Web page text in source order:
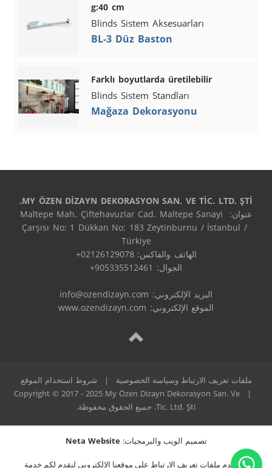
g:40 cm
Blinds Sistem Aksesuarları
BL-3 Düz Baston
Farklı boyutlarda üretilebilir
Blinds Sistem Standları
Mağaza Dekorasyonu
MY ÖZEN DİZAYN DEKORASYON SAN. VE TİC. LTD. ŞTİ.
عنوان: Maltepe Mah. Çiftehavuzlar Cad. Maltepe Sanayi
Çarşısı No: 1 Dükkan No: 183 Zeytinburnu / İstanbul /
الجوال: 905335512461+
البريد الإلكتروني: info@ozendizayn.com
الموقع الإلكتروني: www.ozendizayn.com
ملفات تعريف الارتباط وسياسة الخصوصية |
شروط استخدام الموقع
|
Copyright © 2017 - 2025 My Özen Dizayn Dekorasyon San. Ve
Tic. Ltd. Şti. جميع الحقوق محفوظة.
تصميم الويب والبرمجيات:Neta Website
نستخدم ملفات تعريف الارتباط على موقعنا الإلكتروني لنقدم لكم خدمة